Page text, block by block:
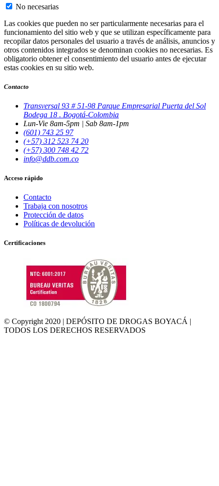
No necesarias
Las cookies que pueden no ser particularmente necesarias para el
funcionamiento del sitio web y que se utilizan específicamente para
recopilar datos personales del usuario a través de análisis, anuncios y
otros contenidos integrados se denominan cookies no necesarias. Es
obligatorio obtener el consentimiento del usuario antes de ejecutar
estas cookies en su sitio web.
Contacto
Transversal 93 # 51-98 Parque Empresarial Puerta del Sol
Bodega 18 . Bogotá-Colombia
Lun-Vie 8am-5pm | Sab 8am-1pm
(601) 743 25 97
(+57) 312 523 74 20
(+57) 300 748 42 72
info@ddb.com.co
Acceso rápido
Contacto
Trabaja con nosotros
Protección de datos
Políticas de devolución
Certificaciones
© Copyright 2020 | DEPÓSITO DE DROGAS BOYACÁ |
TODOS LOS DERECHOS RESERVADOS